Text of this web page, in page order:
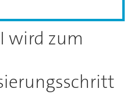
wird zum